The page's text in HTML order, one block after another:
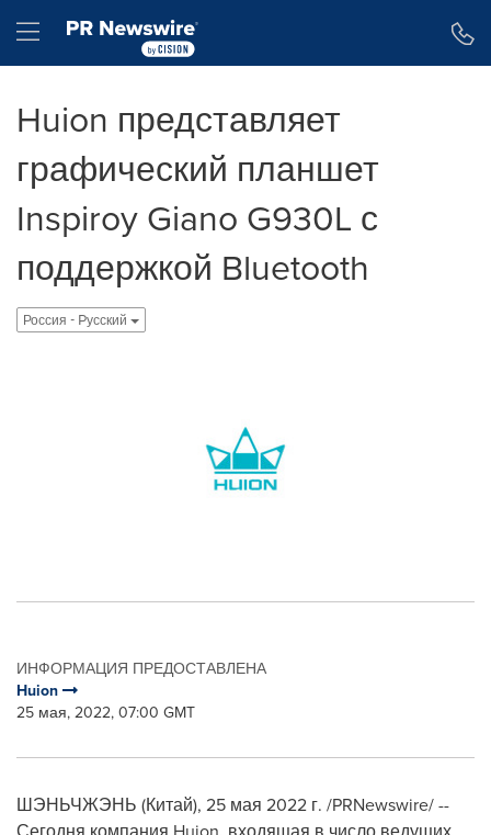
Hamburger menu
Huion представляет
графический планшет
Inspiroy Giano G930L с
поддержкой Bluetooth
Россия - Pусский
ИНФОРМАЦИЯ ПРЕДОСТАВЛЕНА
Huion
25 мая, 2022, 07:00 GMT
ШЭНЬЧЖЭНЬ (Китай), 25 мая 2022 г. /PRNewswire/ --